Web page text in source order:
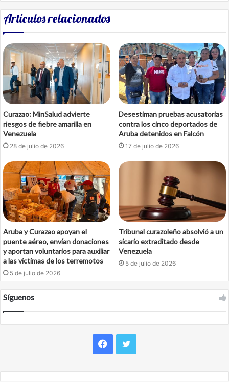
Artículos relacionados
Curazao: MinSalud advierte
riesgos de fiebre amarilla en
Venezuela
28 de julio de 2026
Desestiman pruebas acusatorias
contra los cinco deportados de
Aruba detenidos en Falcón
17 de julio de 2026
Aruba y Curazao apoyan el
puente aéreo, envían donaciones
y aportan voluntarios para auxiliar
a las víctimas de los terremotos
5 de julio de 2026
Tribunal curazoleño absolvió a un
sicario extraditado desde
Venezuela
5 de julio de 2026
Síguenos
Facebook
Twitter